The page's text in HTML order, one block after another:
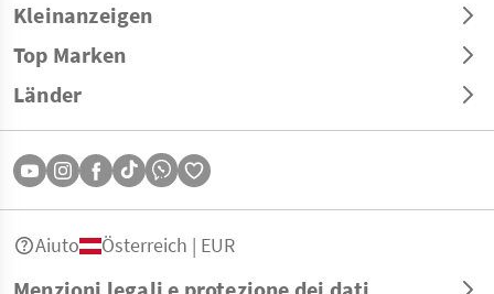
Kleinanzeigen
Top Marken
Länder
Aiuto Österreich | EUR